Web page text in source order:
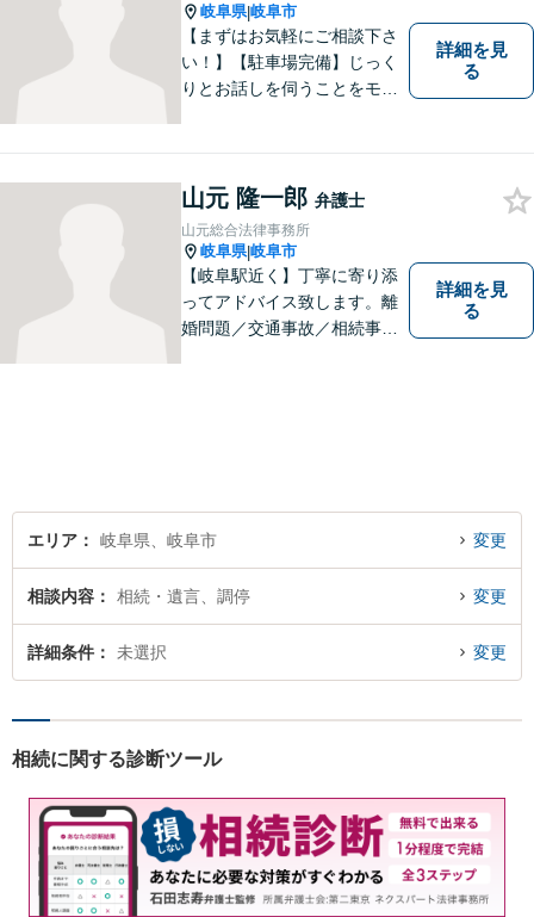
岐阜県|岐阜市
【まずはお気軽にご相談下さ
い！】【駐車場完備】じっく
りとお話しを伺うことをモッ
詳細を見
る
山元 隆一郎 弁護士
山元総合法律事務所
岐阜県|岐阜市
【岐阜駅近く】丁寧に寄り添
ってアドバイス致します。離
婚問題／交通事故／相続事件
詳細を見
る
エリア 岐阜県、岐阜市 変更
相談内容 相続・遺言、調停 変更
詳細条件 未選択 変更
相続に関する診断ツール